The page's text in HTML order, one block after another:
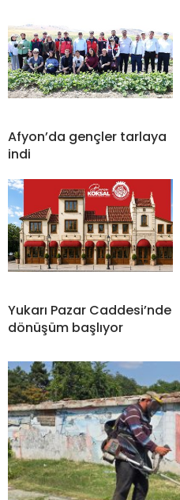
Afyon’da gençler tarlaya
indi
Yukarı Pazar Caddesi’nde
dönüşüm başlıyor